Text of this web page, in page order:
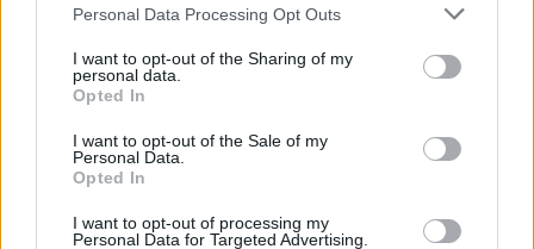
Please note that this website/app uses one or more Google
not limited to your visit or usage behaviour. You may click to
grant or deny consent to Google and its third-party tags to
use your data for below specified purposes in below Google
consent section.
Personal Data Processing Opt Outs
I want to opt-out of the Sharing of my
personal data.
Opted In
I want to opt-out of the Sale of my
Personal Data.
Opted In
I want to opt-out of processing my
Personal Data for Targeted Advertising.